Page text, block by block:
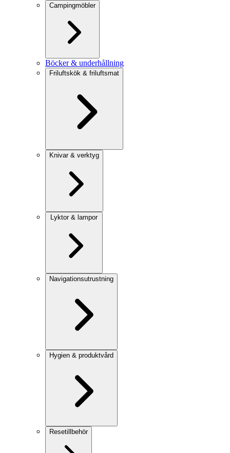
Campingmöbler
Böcker & underhållning
Friluftskök & friluftsmat
Knivar & verktyg
Lyktor & lampor
Navigationsutrustning
Hygien & produktvård
Resetillbehör